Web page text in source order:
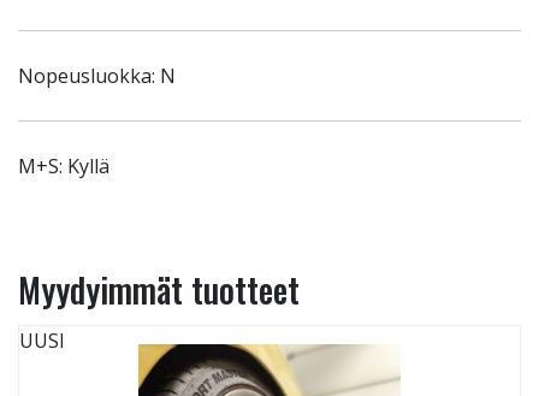
Nopeusluokka: N
M+S: Kyllä
Myydyimmät tuotteet
UUSI